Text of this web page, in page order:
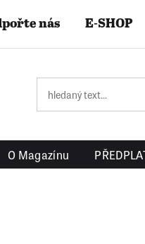
nás E-SHOP
O Magazínu